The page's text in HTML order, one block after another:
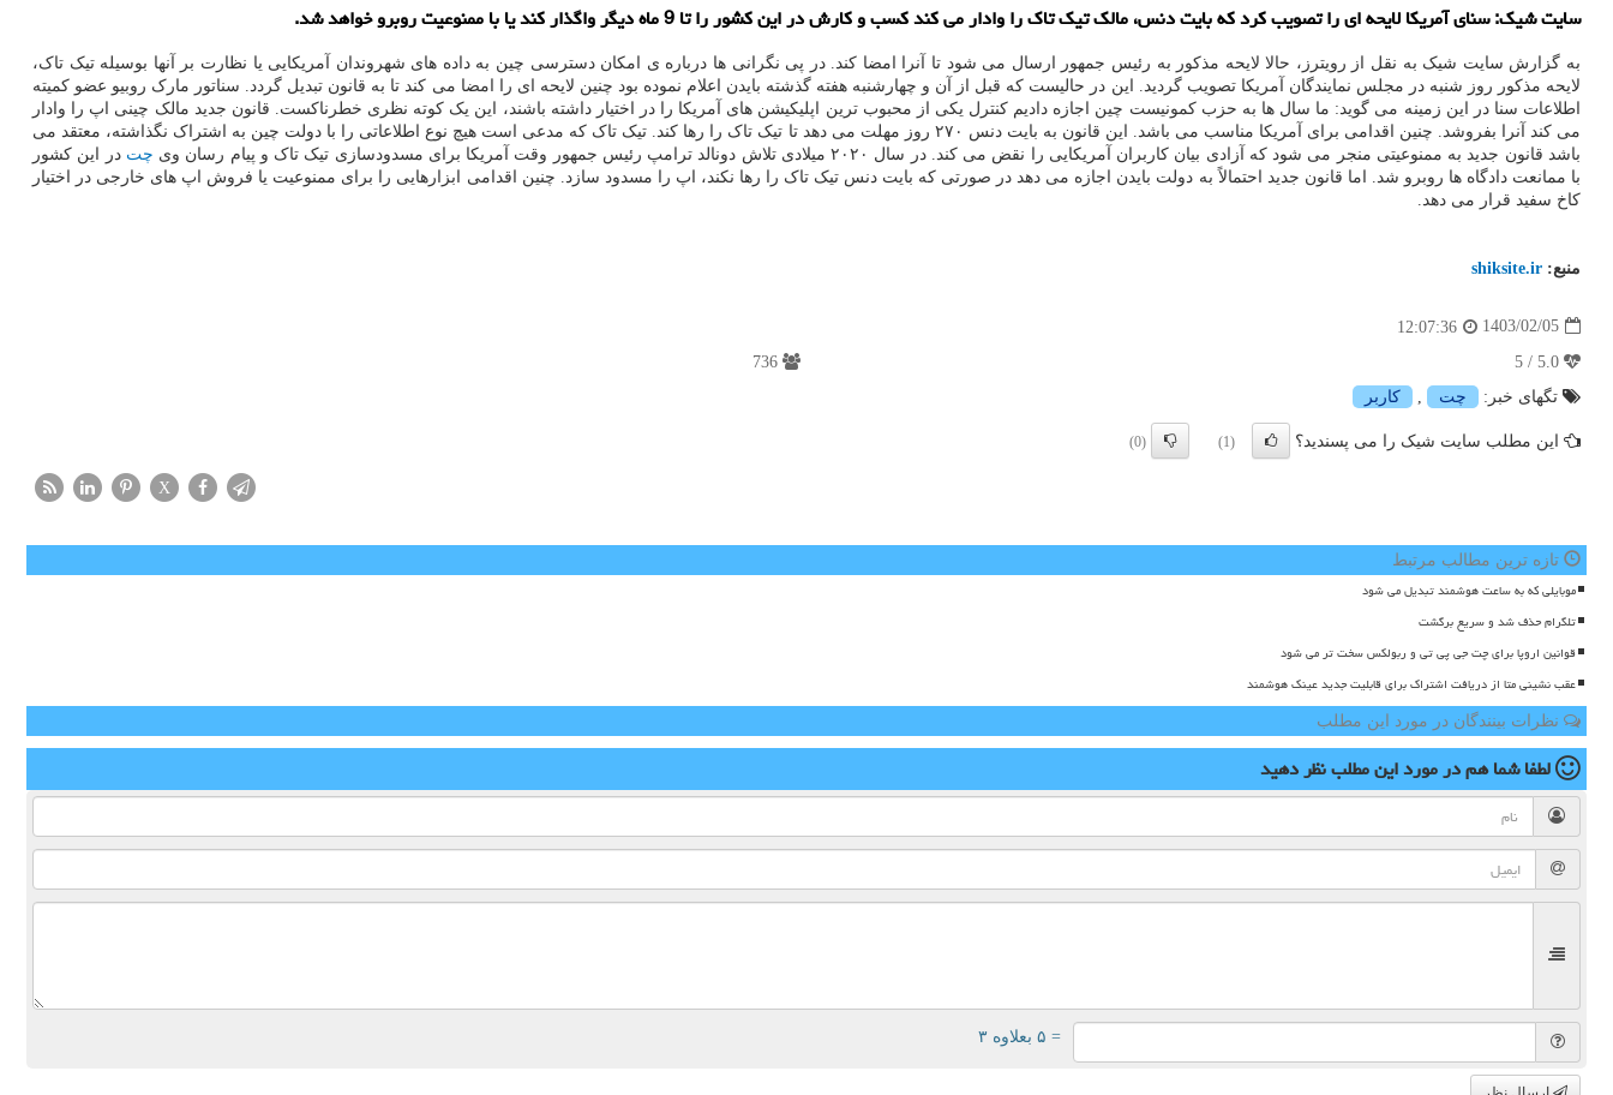
سایت شیک: سنای آمریکا لایحه ای را تصویب کرد که بایت دنس، مالک تیک تاک را وادار می کند کسب و کارش در این کشور را تا 9 ماه دیگر واگذار کند یا با ممنوعیت روبرو خواهد شد.
به گزارش سایت شیک به نقل از رویترز، حالا لایحه مذکور به رئیس جمهور ارسال می شود تا آنرا امضا کند. در پی نگرانی ها درباره ی امکان دسترسی چین به داده های شهروندان آمریکایی یا نظارت بر آنها بوسیله تیک تاک،
لایحه مذکور روز شنبه در مجلس نمایندگان آمریکا تصویب گردید. این در حالیست که قبل از آن و چهارشنبه هفته گذشته بایدن اعلام نموده بود چنین لایحه ای را امضا می کند تا به قانون تبدیل گردد. سناتور مارک روبیو عضو کمیته
اطلاعات سنا در این زمینه می گوید: ما سال ها به حزب کمونیست چین اجازه دادیم کنترل یکی از محبوب ترین اپلیکیشن های آمریکا را در اختیار داشته باشند، این یک کوته نظری خطرناکست. قانون جدید مالک چینی اپ را وادار
می کند آنرا بفروشد. چنین اقدامی برای آمریکا مناسب می باشد. این قانون به بایت دنس ۲۷۰ روز مهلت می دهد تا تیک تاک را رها کند. تیک تاک که مدعی است هیچ نوع اطلاعاتی را با دولت چین به اشتراک نگذاشته، معتقد می
باشد قانون جدید به ممنوعیتی منجر می شود که آزادی بیان کاربران آمریکایی را نقض می کند. در سال ۲۰۲۰ میلادی تلاش دونالد ترامپ رئیس جمهور وقت آمریکا برای مسدودسازی تیک تاک و پیام رسان وی
چت در این کشور
با ممانعت دادگاه ها روبرو شد. اما قانون جدید احتمالاً به دولت بایدن اجازه می دهد در صورتی که بایت دنس تیک تاک را رها نکند، اپ را مسدود سازد. چنین اقدامی ابزارهایی را برای ممنوعیت یا فروش اپ های خارجی در اختیار
کاخ سفید قرار می دهد.
منبع: shiksite.ir
1403/02/05
12:07:36
تگهای خبر:
چت , كاربر
این مطلب سایت شیک را می پسندید؟ (1)
(0)
X
تازه ترین مطالب مرتبط
موبایلی که به ساعت هوشمند تبدیل می شود
تلگرام حذف شد و سریع برگشت
قوانین اروپا برای چت جی پی تی و ربولکس سخت تر می شود
عقب نشینی متا از دریافت اشتراک برای قابلیت جدید عینک هوشمند
نظرات بینندگان در مورد این مطلب
لطفا شما همدر مورد این مطلبنظر دهید
= ۵ بعلاوه ۳